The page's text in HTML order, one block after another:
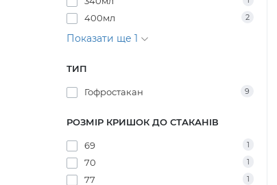
400мл 2
Показати ще 1
ТИП
Гофростакан 9
РОЗМІР КРИШОК ДО СТАКАНІВ
69 1
70 1
77 1